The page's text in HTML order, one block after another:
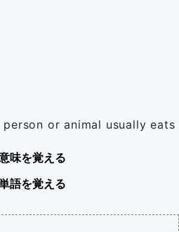
or animal usually eats
味を覚える
語を覚える